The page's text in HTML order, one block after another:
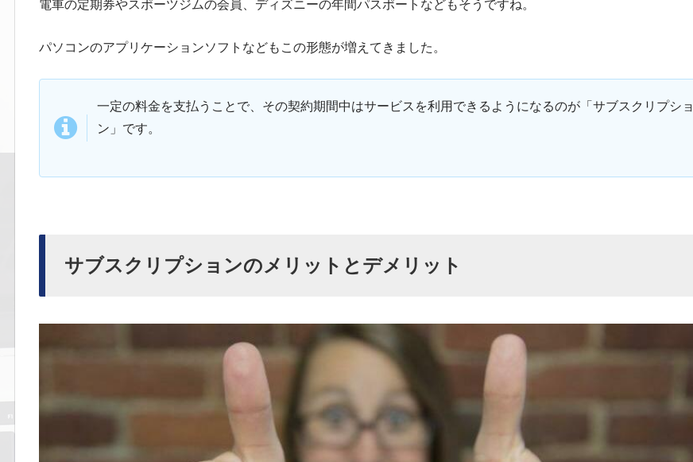
電車の定期券やスポーツジムの会員、ディズニーの年間パスポートなどもそうですね。
パソコンのアプリケーションソフトなどもこの形態が増えてきました。
一定の料金を支払うことで、その契約期間中はサービスを利用できるようになるのが「サブスクリプショ
ン」です。
サブスクリプションのメリットとデメリット